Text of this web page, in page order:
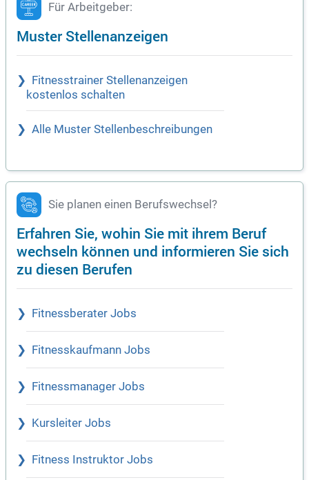
Für Arbeitgeber:
Muster Stellenanzeigen
Fitnesstrainer Stellenanzeigen
kostenlos schalten
Alle Muster Stellenbeschreibungen
Sie planen einen Berufswechsel?
Erfahren Sie, wohin Sie mit ihrem Beruf
wechseln können und informieren Sie sich
zu diesen Berufen
Fitnessberater Jobs
Fitnesskaufmann Jobs
Fitnessmanager Jobs
Kursleiter Jobs
Fitness Instruktor Jobs